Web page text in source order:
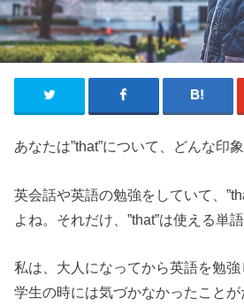
あなたは”that”について、どんな印
英会話や英語の勉強をしていて、
よね。それだけ、”that”は使える単
私は、大人になってから英語を勉強
学生の時には気づかなかったこと